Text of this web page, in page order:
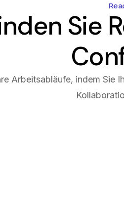
Sie
Arbeitsabläufe, indem Sie